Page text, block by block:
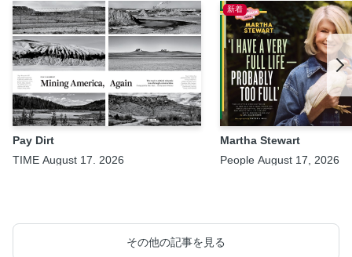
Pay Dirt
TIME August 17. 2026
新着
Martha Stewart
People August 17, 2026
その他の記事を見る